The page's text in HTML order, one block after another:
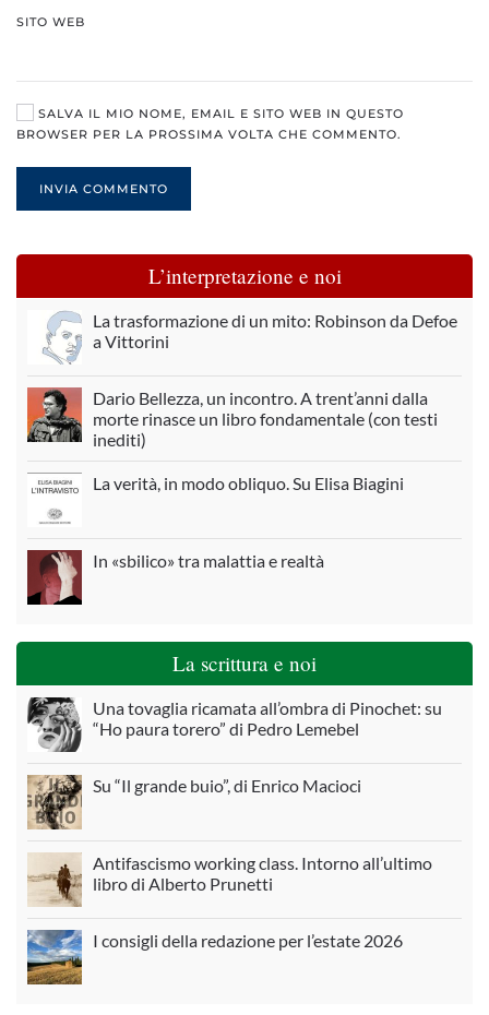
SITO WEB
SALVA IL MIO NOME, EMAIL E SITO WEB IN QUESTO
BROWSER PER LA PROSSIMA VOLTA CHE COMMENTO.
INVIA COMMENTO
L’interpretazione e noi
La trasformazione di un mito: Robinson da Defoe
a Vittorini
Dario Bellezza, un incontro. A trent’anni dalla
morte rinasce un libro fondamentale (con testi
inediti)
La verità, in modo obliquo. Su Elisa Biagini
In «sbilico» tra malattia e realtà
La scrittura e noi
Una tovaglia ricamata all’ombra di Pinochet: su
“Ho paura torero” di Pedro Lemebel
Su “Il grande buio”, di Enrico Macioci
Antifascismo working class. Intorno all’ultimo
libro di Alberto Prunetti
I consigli della redazione per l’estate 2026